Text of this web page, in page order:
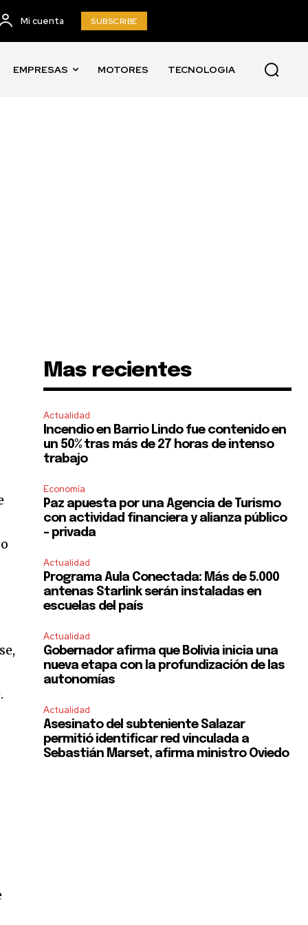
Mi cuenta SUBSCRIBE
EMPRESAS MOTORES TECNOLOGIA
Mas recientes
Actualidad
Incendio en Barrio Lindo fue contenido en
un 50% tras más de 27 horas de intenso
trabajo
Economía
Paz apuesta por una Agencia de Turismo
con actividad financiera y alianza público
– privada
Actualidad
Programa Aula Conectada: Más de 5.000
antenas Starlink serán instaladas en
escuelas del país
Actualidad
Gobernador afirma que Bolivia inicia una
nueva etapa con la profundización de las
autonomías
Actualidad
Asesinato del subteniente Salazar
permitió identificar red vinculada a
Sebastián Marset, afirma ministro Oviedo